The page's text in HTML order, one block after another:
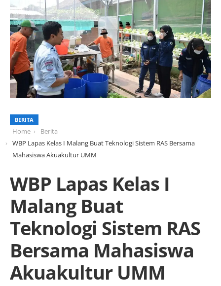
BERITA
Home
Berita
WBP Lapas Kelas I Malang Buat Teknologi Sistem RAS Bersama
Mahasiswa Akuakultur UMM
WBP Lapas Kelas I
Malang Buat
Teknologi Sistem RAS
Bersama Mahasiswa
Akuakultur UMM